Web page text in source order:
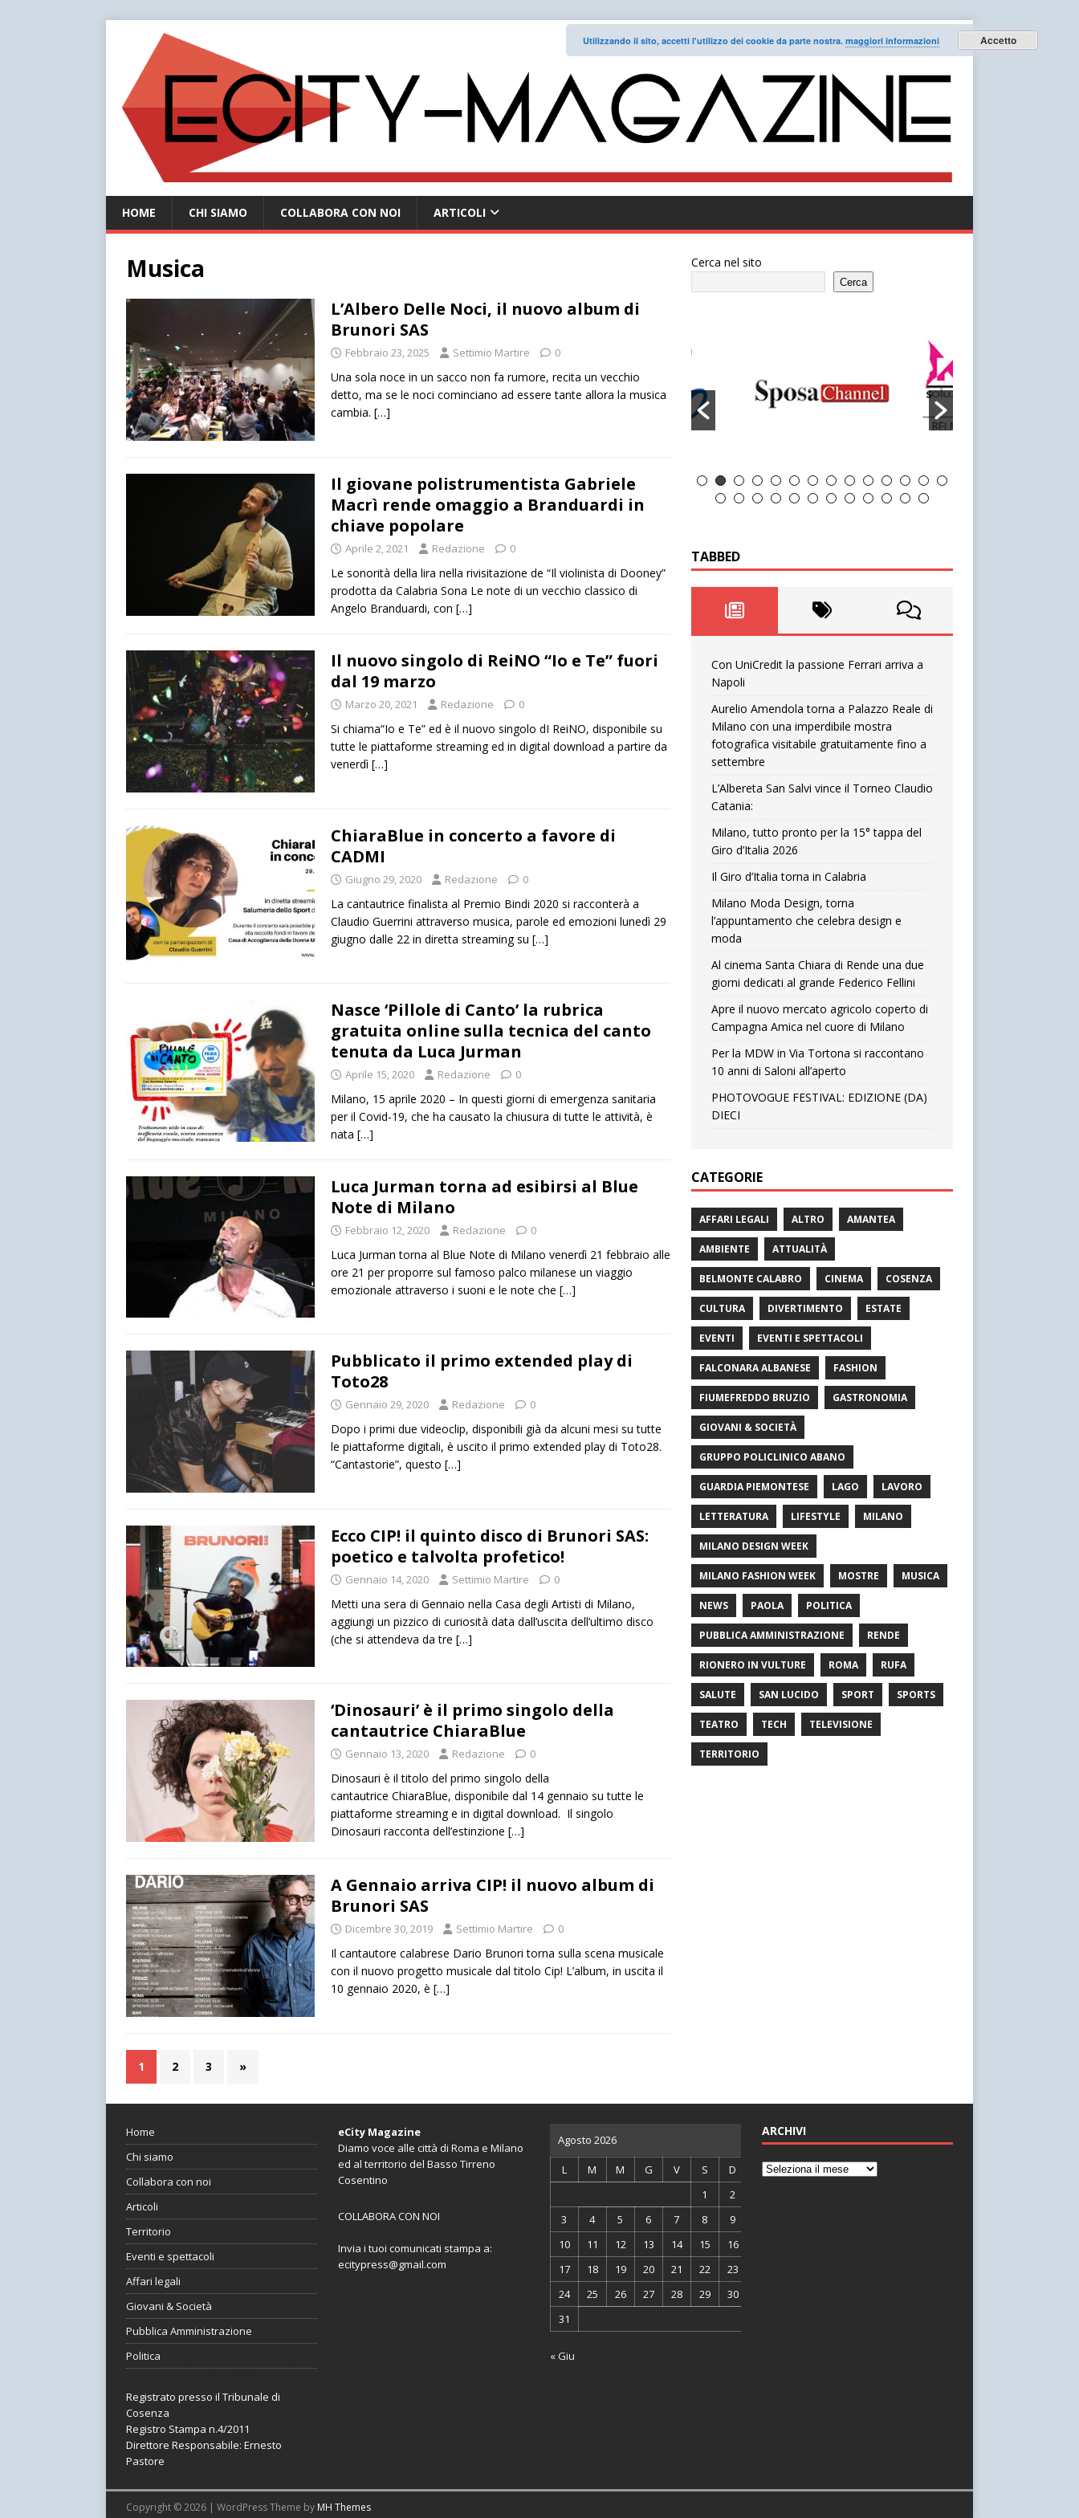
HOME CHI SIAMO COLLABORA CON NOI ARTICOLI
Musica
L’Albero Delle Noci, il nuovo album di
Brunori SAS
Febbraio 23, 2025 Settimio Martire 0
Una sola noce in un sacco non fa rumore, recita un vecchio
detto, ma se le noci cominciano ad essere tante allora la musica
cambia. […]
Il giovane polistrumentista Gabriele
Macrì rende omaggio a Branduardi in
chiave popolare
Aprile 2, 2021 Redazione 0
Le sonorità della lira nella rivisitazione de “Il violinista di Dooney”
prodotta da Calabria Sona Le note di un vecchio classico di
Angelo Branduardi, con […]
Il nuovo singolo di ReiNO “Io e Te” fuori
dal 19 marzo
Marzo 20, 2021 Redazione 0
Si chiama“Io e Te” ed è il nuovo singolo dI ReiNO, disponibile su
tutte le piattaforme streaming ed in digital download a partire da
venerdì […]
ChiaraBlue in concerto a favore di
CADMI
Giugno 29, 2020 Redazione 0
La cantautrice finalista al Premio Bindi 2020 si racconterà a
Claudio Guerrini attraverso musica, parole ed emozioni lunedì 29
giugno dalle 22 in diretta streaming su […]
Nasce ‘Pillole di Canto’ la rubrica
gratuita online sulla tecnica del canto
tenuta da Luca Jurman
Aprile 15, 2020 Redazione 0
Milano, 15 aprile 2020 – In questi giorni di emergenza sanitaria
per il Covid-19, che ha causato la chiusura di tutte le attività, è
nata […]
Luca Jurman torna ad esibirsi al Blue
Note di Milano
Febbraio 12, 2020 Redazione 0
Luca Jurman torna al Blue Note di Milano venerdì 21 febbraio alle
ore 21 per proporre sul famoso palco milanese un viaggio
emozionale attraverso i suoni e le note che […]
Pubblicato il primo extended play di
Toto28
Gennaio 29, 2020 Redazione 0
Dopo i primi due videoclip, disponibili già da alcuni mesi su tutte
le piattaforme digitali, è uscito il primo extended play di Toto28.
“Cantastorie”, questo […]
Ecco CIP! il quinto disco di Brunori SAS:
poetico e talvolta profetico!
Gennaio 14, 2020 Settimio Martire 0
Metti una sera di Gennaio nella Casa degli Artisti di Milano,
aggiungi un pizzico di curiosità data dall’uscita dell’ultimo disco
(che si attendeva da tre […]
‘Dinosauri’ è il primo singolo della
cantautrice ChiaraBlue
Gennaio 13, 2020 Redazione 0
Dinosauri è il titolo del primo singolo della
cantautrice ChiaraBlue, disponibile dal 14 gennaio su tutte le
piattaforme streaming e in digital download. Il singolo
Dinosauri racconta dell’estinzione […]
A Gennaio arriva CIP! il nuovo album di
Brunori SAS
Dicembre 30, 2019 Settimio Martire 0
Il cantautore calabrese Dario Brunori torna sulla scena musicale
con il nuovo progetto musicale dal titolo Cip! L’album, in uscita il
10 gennaio 2020, è […]
1 2 3 »
Cerca nel sito
Cerca
TABBED
Con UniCredit la passione Ferrari arriva a
Napoli
Aurelio Amendola torna a Palazzo Reale di
Milano con una imperdibile mostra
fotografica visitabile gratuitamente fino a
settembre
L’Albereta San Salvi vince il Torneo Claudio
Catania:
Milano, tutto pronto per la 15° tappa del
Giro d’Italia 2026
Il Giro d’Italia torna in Calabria
Milano Moda Design, torna
l’appuntamento che celebra design e
moda
Al cinema Santa Chiara di Rende una due
giorni dedicati al grande Federico Fellini
Apre il nuovo mercato agricolo coperto di
Campagna Amica nel cuore di Milano
Per la MDW in Via Tortona si raccontano
10 anni di Saloni all’aperto
PHOTOVOGUE FESTIVAL: EDIZIONE (DA)
DIECI
CATEGORIE
AFFARI LEGALI ALTRO AMANTEA
AMBIENTE ATTUALITÀ
BELMONTE CALABRO CINEMA COSENZA
CULTURA DIVERTIMENTO ESTATE
EVENTI EVENTI E SPETTACOLI
FALCONARA ALBANESE FASHION
FIUMEFREDDO BRUZIO GASTRONOMIA
GIOVANI & SOCIETÀ
GRUPPO POLICLINICO ABANO
GUARDIA PIEMONTESE LAGO LAVORO
LETTERATURA LIFESTYLE MILANO
MILANO DESIGN WEEK
MILANO FASHION WEEK MOSTRE MUSICA
NEWS PAOLA POLITICA
PUBBLICA AMMINISTRAZIONE RENDE
RIONERO IN VULTURE ROMA RUFA
SALUTE SAN LUCIDO SPORT SPORTS
TEATRO TECH TELEVISIONE
TERRITORIO
Home
Chi siamo
Collabora con noi
Articoli
Territorio
Eventi e spettacoli
Affari legali
Giovani & Società
Pubblica Amministrazione
Politica
Registrato presso il Tribunale di
Cosenza
Registro Stampa n.4/2011
Direttore Responsabile: Ernesto
Pastore
eCity Magazine
Diamo voce alle città di Roma e Milano
ed al territorio del Basso Tirreno
Cosentino
COLLABORA CON NOI
Invia i tuoi comunicati stampa a:
ecitypress@gmail.com
Agosto 2026
L M M G V S
D
1
2
3
4 5 6 7 8
9
10
11 12 13 14 15
16
17
18 19 20 21 22
23
24
25 26 27 28 29
30
31
« Giu
ARCHIVI
Copyright © 2026 | WordPress Theme by MH Themes
Utilizzando il sito, accetti l'utilizzo dei cookie da parte nostra. maggiori informazioni Accetto